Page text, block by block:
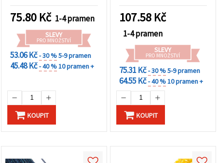
efektem, cca 80 ks, mix
75.80 Kč 1-4 pramen
SLEVY
PRO MNOŽSTVÍ
53.06 Kč- 30 %5-9 pramen
45.48 Kč- 40 %10 pramen +
KOUPIT
AB pokovem ~100 ks
107.58 Kč
1-4 pramen
SLEVY
PRO MNOŽSTVÍ
75.31 Kč- 30 %5-9 pramen
64.55 Kč- 40 %10 pramen +
KOUPIT